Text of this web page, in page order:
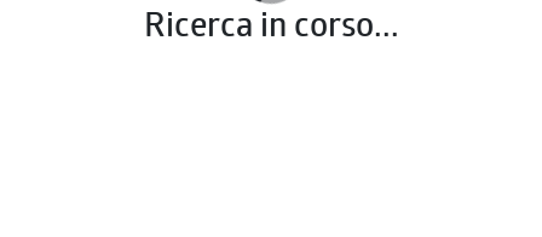
Ricerca in corso...